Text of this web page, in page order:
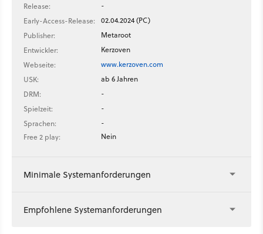
Release:
-
Early-Access-Release:
02.04.2024 (PC)
Publisher:
Metaroot
Entwickler:
Kerzoven
Webseite:
www.kerzoven.com
USK:
ab 6 Jahren
DRM:
-
Spielzeit:
-
Sprachen:
-
Free 2 play:
Nein
Minimale Systemanforderungen
Empfohlene Systemanforderungen